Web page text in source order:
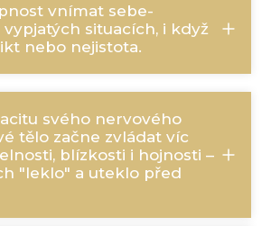
vnímat sebe-
situacích, i když
nebo nejistota.
svého nervového
tělo začne zvládat víc
blízkosti i hojnosti –
"leklo" a uteklo před